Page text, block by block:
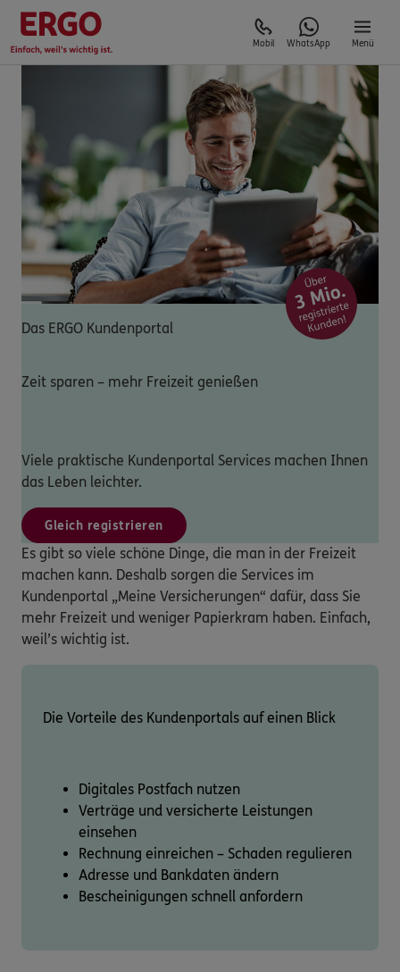
Mobil WhatsApp Menü
Das ERGO Kundenportal
Zeit sparen – mehr Freizeit genießen
Viele praktische Kundenportal Services machen Ihnen
das Leben leichter.
Gleich registrieren
Es gibt so viele schöne Dinge, die man in der Freizeit
machen kann. Deshalb sorgen die Services im
Kundenportal „Meine Versicherungen“ dafür, dass Sie
mehr Freizeit und weniger Papierkram haben. Einfach,
weil’s wichtig ist.
Die Vorteile des Kundenportals auf einen Blick
Digitales Postfach nutzen
Verträge und versicherte Leistungen
einsehen
Rechnung einreichen – Schaden regulieren
Adresse und Bankdaten ändern
Bescheinigungen schnell anfordern